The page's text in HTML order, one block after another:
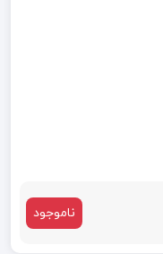
ناموجود